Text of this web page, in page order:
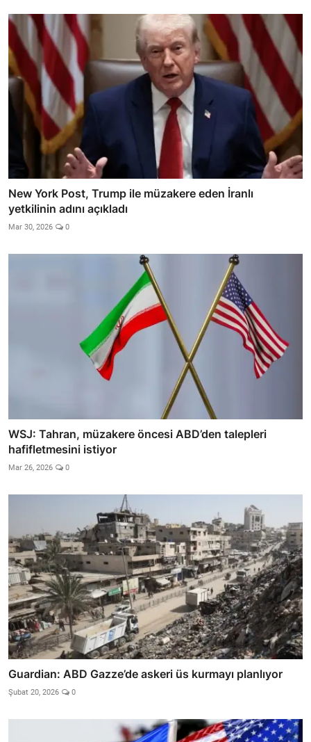
New York Post, Trump ile müzakere eden İranlı
yetkilinin adını açıkladı
Mar 30, 2026 0
WSJ: Tahran, müzakere öncesi ABD’den talepleri
hafifletmesini istiyor
Mar 26, 2026 0
Guardian: ABD Gazze’de askeri üs kurmayı planlıyor
Şubat 20, 2026 0